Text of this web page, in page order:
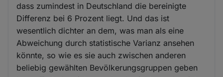
dass zumindest in Deutschland die bereinigte
Differenz bei 6 Prozent liegt. Und das ist
wesentlich dichter an dem, was man als eine
Abweichung durch statistische Varianz ansehen
könnte, so wie es sie auch zwischen anderen
beliebig gewählten Bevölkerungsgruppen geben